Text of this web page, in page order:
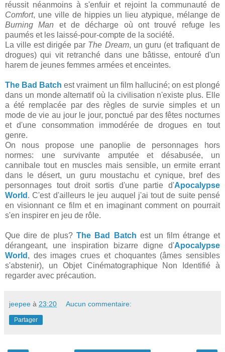
réussit néanmoins à s'enfuir et rejoint la communauté de
Comfort, une ville de hippies un lieu atypique, mélange de
Burning Man et de décharge où ont trouvé refuge les
paumés et les laissé-pour-compte de la société.
La ville est dirigée par The Dream, un guru (et trafiquant de
drogues) qui vit retranché dans une bâtisse, entouré d'un
harem de jeunes femmes armées et enceintes.
The Bad Batch est vraiment un film halluciné; on est plongé
dans un monde alternatif où la civilisation n'existe plus. Elle
a été remplacée par des règles de survie simples et un
mode de vie au jour le jour, ponctué par des fêtes nocturnes
et d'une consommation immodérée de drogues en tout
genre.
On nous propose une panoplie de personnages hors
normes: une survivante amputée et désabusée, un
cannibale tout en muscles mais sensible, un ermite errant
dans le désert, un guru moustachu et cynique, bref des
personnages tout droit sortis d'une partie d'Apocalypse
World . C'est d'ailleurs le jeu auquel j'ai tout de suite pensé
en visionnant ce film et en imaginant comment on pourrait
s'en inspirer en jeu de rôle.
Que dire de plus?The Bad Batch est un film étrange et
dérangeant, une inspiration bizarre digne d'Apocalypse
World , des images crues et choquantes (âmes sensibles
s'abstenir), un Objet Cinématographique Non Identifié à
regarder avec précaution.
jeepee à 23:20 Aucun commentaire:
Partager